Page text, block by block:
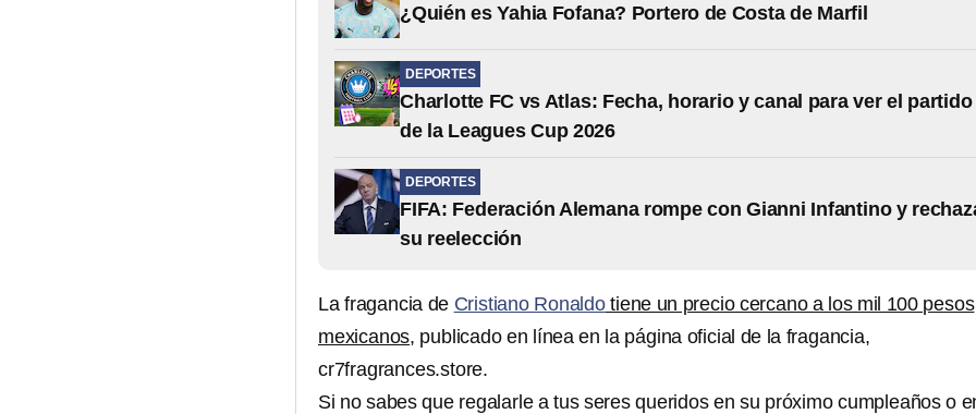
¿Quién es Yahia Fofana? Portero de Costa de Marfil
DEPORTES
Charlotte FC vs Atlas: Fecha, horario y canal para ver el partido
de la Leagues Cup 2026
DEPORTES
FIFA: Federación Alemana rompe con Gianni Infantino y
su reelección
La fragancia de Cristiano Ronaldotiene un precio cercano a los mil 100 pesos
mexicanos, publicado en línea en la página oficial de la fragancia,
cr7fragrances.store.
Si no sabes que regalarle a tus seres queridos en su próximo cumpleaños o